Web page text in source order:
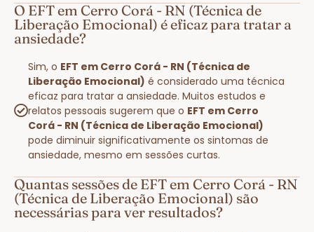
O EFT em Cerro Corá - RN (Técnica de
Liberação Emocional) é eficaz para tratar a
ansiedade?
Sim, o EFT em Cerro Corá - RN (Técnica de
Liberação Emocional) é considerado uma técnica
eficaz para tratar a ansiedade. Muitos estudos e
relatos pessoais sugerem que o EFT em Cerro
Corá - RN (Técnica de Liberação Emocional)
pode diminuir significativamente os sintomas de
ansiedade, mesmo em sessões curtas.
Quantas sessões de EFT em Cerro Corá - RN
(Técnica de Liberação Emocional) são
necessárias para ver resultados?